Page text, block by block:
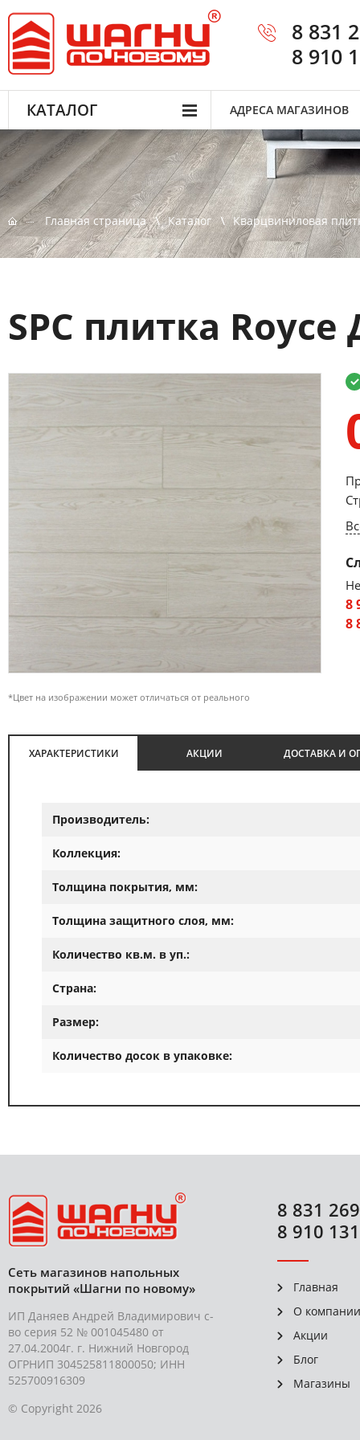
8 831
8 910
КАТАЛОГ АДРЕСА МАГАЗИНОВ
Главная страница Каталог Кварцвиниловая
SPC плитка
*Цвет на изображении может отличаться от реального
8
8
ХАРАКТЕРИСТИКИ АКЦИИ ДОСТАВКА И
Производитель:
Коллекция:
Толщина покрытия, мм:
Толщина защитного слоя, мм:
Количество кв.м. в уп.:
Страна:
Размер:
Количество досок в упаковке:
Сеть магазинов напольных
покрытий «Шагни по новому»
ИП Даняев Андрей Владимирович с-
во серия 52 № 001045480 от
27.04.2004г. г. Нижний Новгород
ОГРНИП 304525811800050; ИНН
525700916309
© Copyright 2026
8 831
8 910
Главная
О компании
Акции
Блог
Магазины